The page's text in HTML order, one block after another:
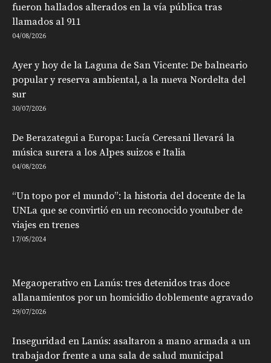
fueron hallados alterados en la vía pública tras
llamados al 911
04/08/2026
Ayer y hoy de la Laguna de San Vicente: De balneario
popular y reserva ambiental, a la nueva Nordelta del
sur
30/07/2026
De Berazategui a Europa: Lucía Ceresani llevará la
música surera a los Alpes suizos e Italia
04/08/2026
“Un topo por el mundo”: la historia del docente de la
UNLa que se convirtió en un reconocido youtuber de
viajes en trenes
17/05/2024
Megaoperativo en Lanús: tres detenidos tras doce
allanamientos por un homicidio doblemente agravado
29/07/2026
Inseguridad en Lanús: asaltaron a mano armada a un
trabajador frente a una sala de salud municipal